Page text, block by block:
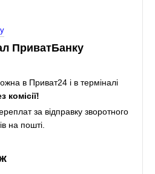
ПриватБанку
в Приват24 і в терміналі
комісії!
за відправку зворотного
на пошті.